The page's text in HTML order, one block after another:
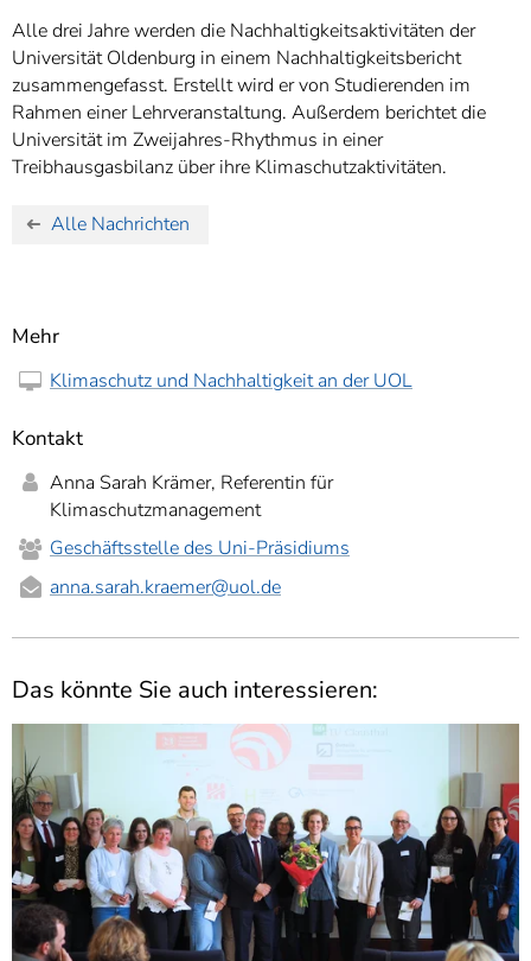
Alle drei Jahre werden die Nachhaltigkeitsaktivitäten der
Universität Oldenburg in einem Nachhaltigkeitsbericht
zusammengefasst. Erstellt wird er von Studierenden im
Rahmen einer Lehrveranstaltung. Außerdem berichtet die
Universität im Zweijahres-Rhythmus in einer
Treibhausgasbilanz über ihre Klimaschutzaktivitäten.
Alle Nachrichten
Mehr
Klimaschutz und Nachhaltigkeit an der UOL
Kontakt
Anna Sarah Krämer, Referentin für
Klimaschutzmanagement
Geschäftsstelle des Uni-Präsidiums
anna.sarah.kraemer@uol.de
Das könnte Sie auch interessieren: